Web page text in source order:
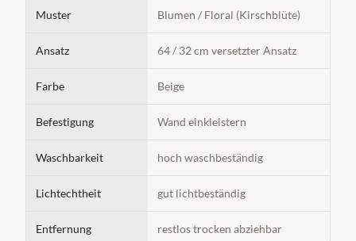
Muster Blumen / Floral (Kirschblüte)
Ansatz 64 / 32 cm versetzter Ansatz
Farbe Beige
Befestigung Wand einkleistern
Waschbarkeit hoch waschbeständig
Lichtechtheit gut lichtbeständig
Entfernung restlos trocken abziehbar